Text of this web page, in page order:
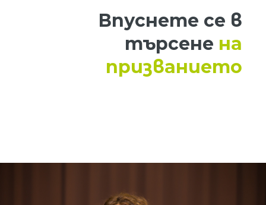
Впуснете се в
търсене на
призванието